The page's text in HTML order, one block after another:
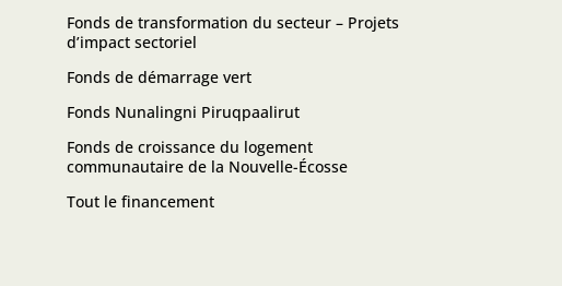
Fonds de transformation du secteur – Projets
d’impact sectoriel
Fonds de démarrage vert
Fonds Nunalingni Piruqpaalirut
Fonds de croissance du logement
communautaire de la Nouvelle-Écosse
Tout le financement